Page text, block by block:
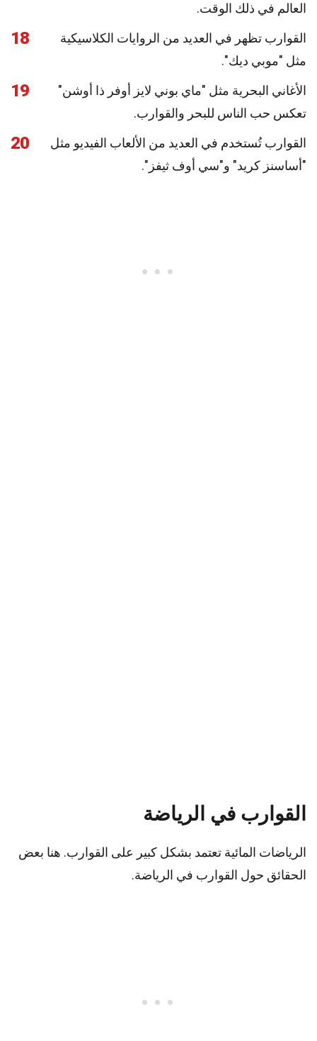
العالم في ذلك الوقت.
18
القوارب تظهر في العديد من الروايات الكلاسيكية
مثل "موبي ديك".
19
الأغاني البحرية مثل "ماي بوني لايز أوفر ذا أوشن"
تعكس حب الناس للبحر والقوارب.
20
القوارب تُستخدم في العديد من الألعاب الفيديو مثل
"أساسنز كريد" و"سي أوف ثيفز".
القوارب في الرياضة
الرياضات المائية تعتمد بشكل كبير على القوارب. هنا بعض
الحقائق حول القوارب في الرياضة.